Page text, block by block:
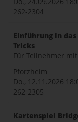
262-2304
Einführung in
Tricks
Für Teilnehmer
Pforzheim
Do., 12.11.2026
262-2305
Kartenspiel